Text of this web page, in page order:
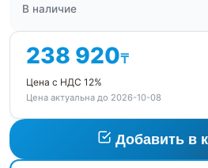
В наличие
238 920₸
Цена с НДС 12%
Цена актуальна до 2026-10-08
Добавить в